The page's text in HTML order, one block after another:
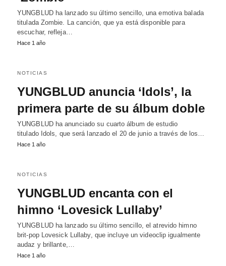
YUNGBLUD ha lanzado su último sencillo, una emotiva balada
titulada Zombie. La canción, que ya está disponible para
escuchar, refleja…
Hace 1 año
NOTICIAS
YUNGBLUD anuncia ‘Idols’, la
primera parte de su álbum doble
YUNGBLUD ha anunciado su cuarto álbum de estudio
titulado Idols, que será lanzado el 20 de junio a través de los…
Hace 1 año
NOTICIAS
YUNGBLUD encanta con el
himno ‘Lovesick Lullaby’
YUNGBLUD ha lanzado su último sencillo, el atrevido himno
brit-pop Lovesick Lullaby, que incluye un videoclip igualmente
audaz y brillante,…
Hace 1 año